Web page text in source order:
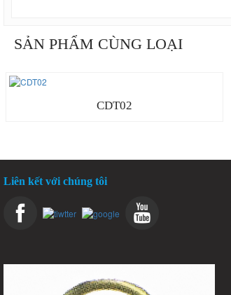
SẢN PHẨM CÙNG LOẠI
CDT02
Liên kết với chúng tôi